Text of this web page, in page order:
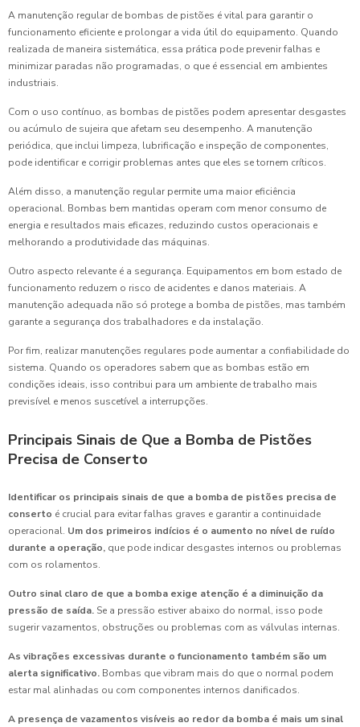
A manutenção regular de bombas de pistões é vital para garantir o
funcionamento eficiente e prolongar a vida útil do equipamento. Quando
realizada de maneira sistemática, essa prática pode prevenir falhas e
minimizar paradas não programadas, o que é essencial em ambientes
industriais.
Com o uso contínuo, as bombas de pistões podem apresentar desgastes
ou acúmulo de sujeira que afetam seu desempenho. A manutenção
periódica, que inclui limpeza, lubrificação e inspeção de componentes,
pode identificar e corrigir problemas antes que eles se tornem críticos.
Além disso, a manutenção regular permite uma maior eficiência
operacional. Bombas bem mantidas operam com menor consumo de
energia e resultados mais eficazes, reduzindo custos operacionais e
melhorando a produtividade das máquinas.
Outro aspecto relevante é a segurança. Equipamentos em bom estado de
funcionamento reduzem o risco de acidentes e danos materiais. A
manutenção adequada não só protege a bomba de pistões, mas também
garante a segurança dos trabalhadores e da instalação.
Por fim, realizar manutenções regulares pode aumentar a confiabilidade do
sistema. Quando os operadores sabem que as bombas estão em
condições ideais, isso contribui para um ambiente de trabalho mais
previsível e menos suscetível a interrupções.
Principais Sinais de Que a Bomba de Pistões
Precisa de Conserto
Identificar os principais sinais de que a bomba de pistões precisa de
conserto é crucial para evitar falhas graves e garantir a continuidade
operacional. Um dos primeiros indícios é o aumento no nível de ruído
durante a operação, que pode indicar desgastes internos ou problemas
com os rolamentos.
Outro sinal claro de que a bomba exige atenção é a diminuição da
pressão de saída. Se a pressão estiver abaixo do normal, isso pode
sugerir vazamentos, obstruções ou problemas com as válvulas internas.
As vibrações excessivas durante o funcionamento também são um
alerta significativo. Bombas que vibram mais do que o normal podem
estar mal alinhadas ou com componentes internos danificados.
A presença de vazamentos visíveis ao redor da bomba é mais um sinal